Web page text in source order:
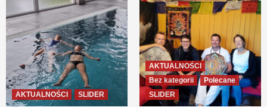
AKTUALNOŚCI SLIDER
AKTUALNOŚCI
Bez kategorii
Polecane
SLIDER